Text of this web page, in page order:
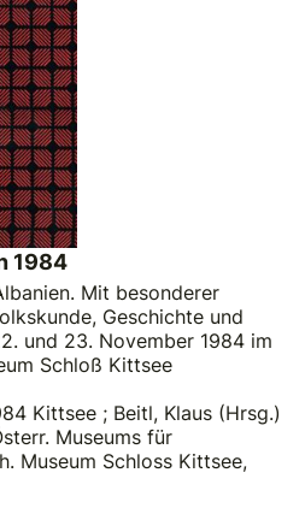
1984
Mit besonderer
Geschichte und
und 23. November 1984 im
Schloß Kittsee
Kittsee ; Beitl, Klaus (Hrsg.)
Museums für
Museum Schloss Kittsee,